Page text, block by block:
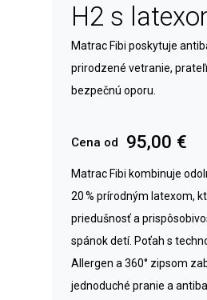
H2 s
Matrac Fibi poskytuje
prirodzené vetranie,
bezpečnú oporu.
Cena od 95,00 €
Matrac Fibi kombinuje
20 % prírodným latexom,
priedušnosť a
spánok detí. Poťah s
Allergen a 360° zipsom
jednoduché pranie a